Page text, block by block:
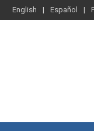
English Español